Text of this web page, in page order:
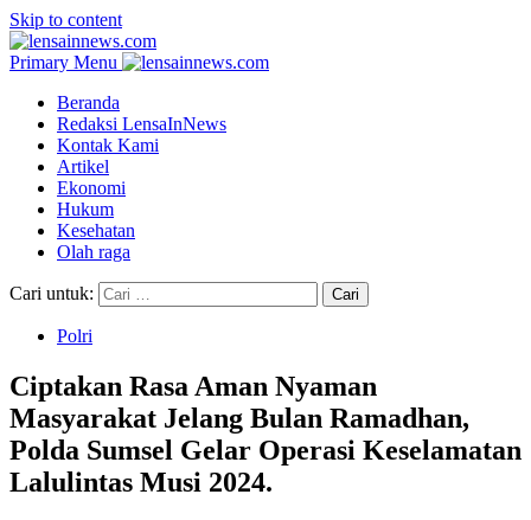
Skip to content
Primary Menu
Beranda
Redaksi LensaInNews
Kontak Kami
Artikel
Ekonomi
Hukum
Kesehatan
Olah raga
Cari untuk:
Polri
Ciptakan Rasa Aman Nyaman
Masyarakat Jelang Bulan Ramadhan,
Polda Sumsel Gelar Operasi Keselamatan
Lalulintas Musi 2024.